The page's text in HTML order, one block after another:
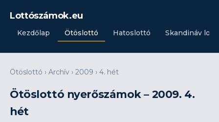
Lottószámok.eu
Kezdőlap Ötöslottó Hatoslottó Skandináv
Ötöslottó › Archív › 2009 › 4. hét
Ötöslottó nyerőszámok – 2009. 4.
hét